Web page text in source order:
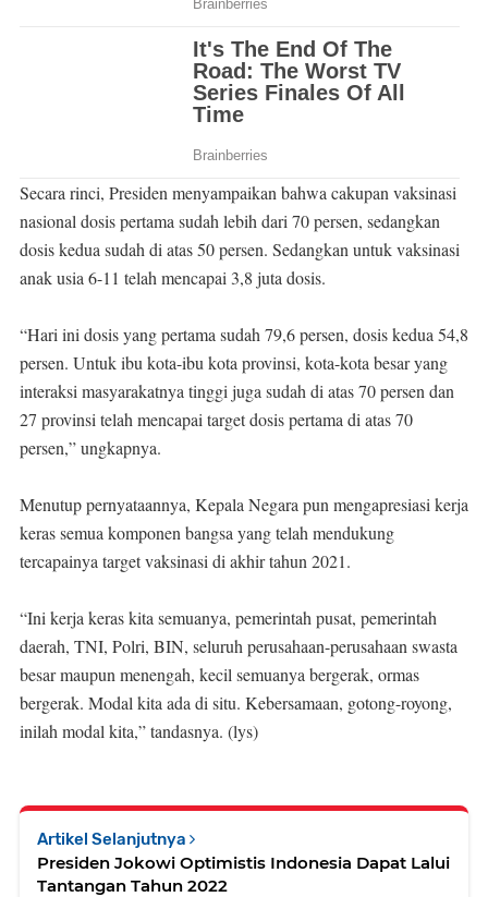
Secara rinci, Presiden menyampaikan bahwa cakupan vaksinasi
nasional dosis pertama sudah lebih dari 70 persen, sedangkan
dosis kedua sudah di atas 50 persen. Sedangkan untuk vaksinasi
anak usia 6-11 telah mencapai 3,8 juta dosis.
“Hari ini dosis yang pertama sudah 79,6 persen, dosis kedua 54,8
persen. Untuk ibu kota-ibu kota provinsi, kota-kota besar yang
interaksi masyarakatnya tinggi juga sudah di atas 70 persen dan
27 provinsi telah mencapai target dosis pertama di atas 70
persen,” ungkapnya.
Menutup pernyataannya, Kepala Negara pun mengapresiasi kerja
keras semua komponen bangsa yang telah mendukung
tercapainya target vaksinasi di akhir tahun 2021.
“Ini kerja keras kita semuanya, pemerintah pusat, pemerintah
daerah, TNI, Polri, BIN, seluruh perusahaan-perusahaan swasta
besar maupun menengah, kecil semuanya bergerak, ormas
bergerak. Modal kita ada di situ. Kebersamaan, gotong-royong,
inilah modal kita,” tandasnya. (lys)
Artikel Selanjutnya
Presiden Jokowi Optimistis Indonesia Dapat Lalui
Tantangan Tahun 2022